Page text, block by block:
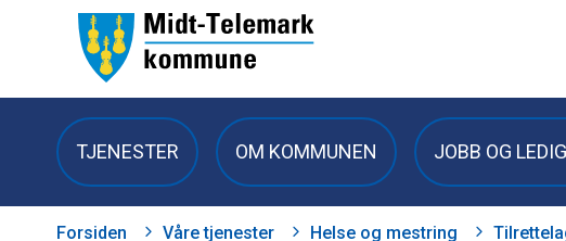
Midt-
Telemark
kommune
TJENESTER OM KOMMUNEN JOBB OG
Du
Forsiden Våre tjenester Helse og mestring